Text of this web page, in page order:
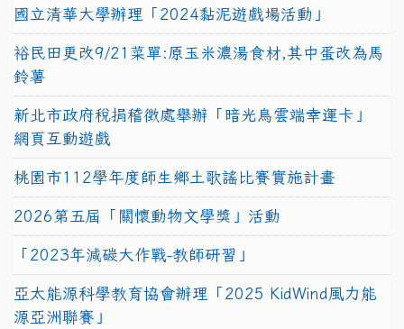
國立清華大學辦理「2024黏泥遊戲場活動」
裕民田更改9/21菜單:原玉米濃湯食材,其中蛋改為馬
鈴薯
新北市政府稅捐稽徵處舉辦「暗光鳥雲端幸運卡」
網頁互動遊戲
桃園市112學年度師生鄉土歌謠比賽實施計畫
2026第五屆「關懷動物文學獎」活動
「2023年減碳大作戰-教師研習」
亞太能源科學教育協會辦理「2025 KidWind風力能
源亞洲聯賽」